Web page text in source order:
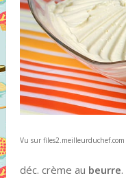
Vu sur files2.meilleurduchef.com
déc. crème au beurre